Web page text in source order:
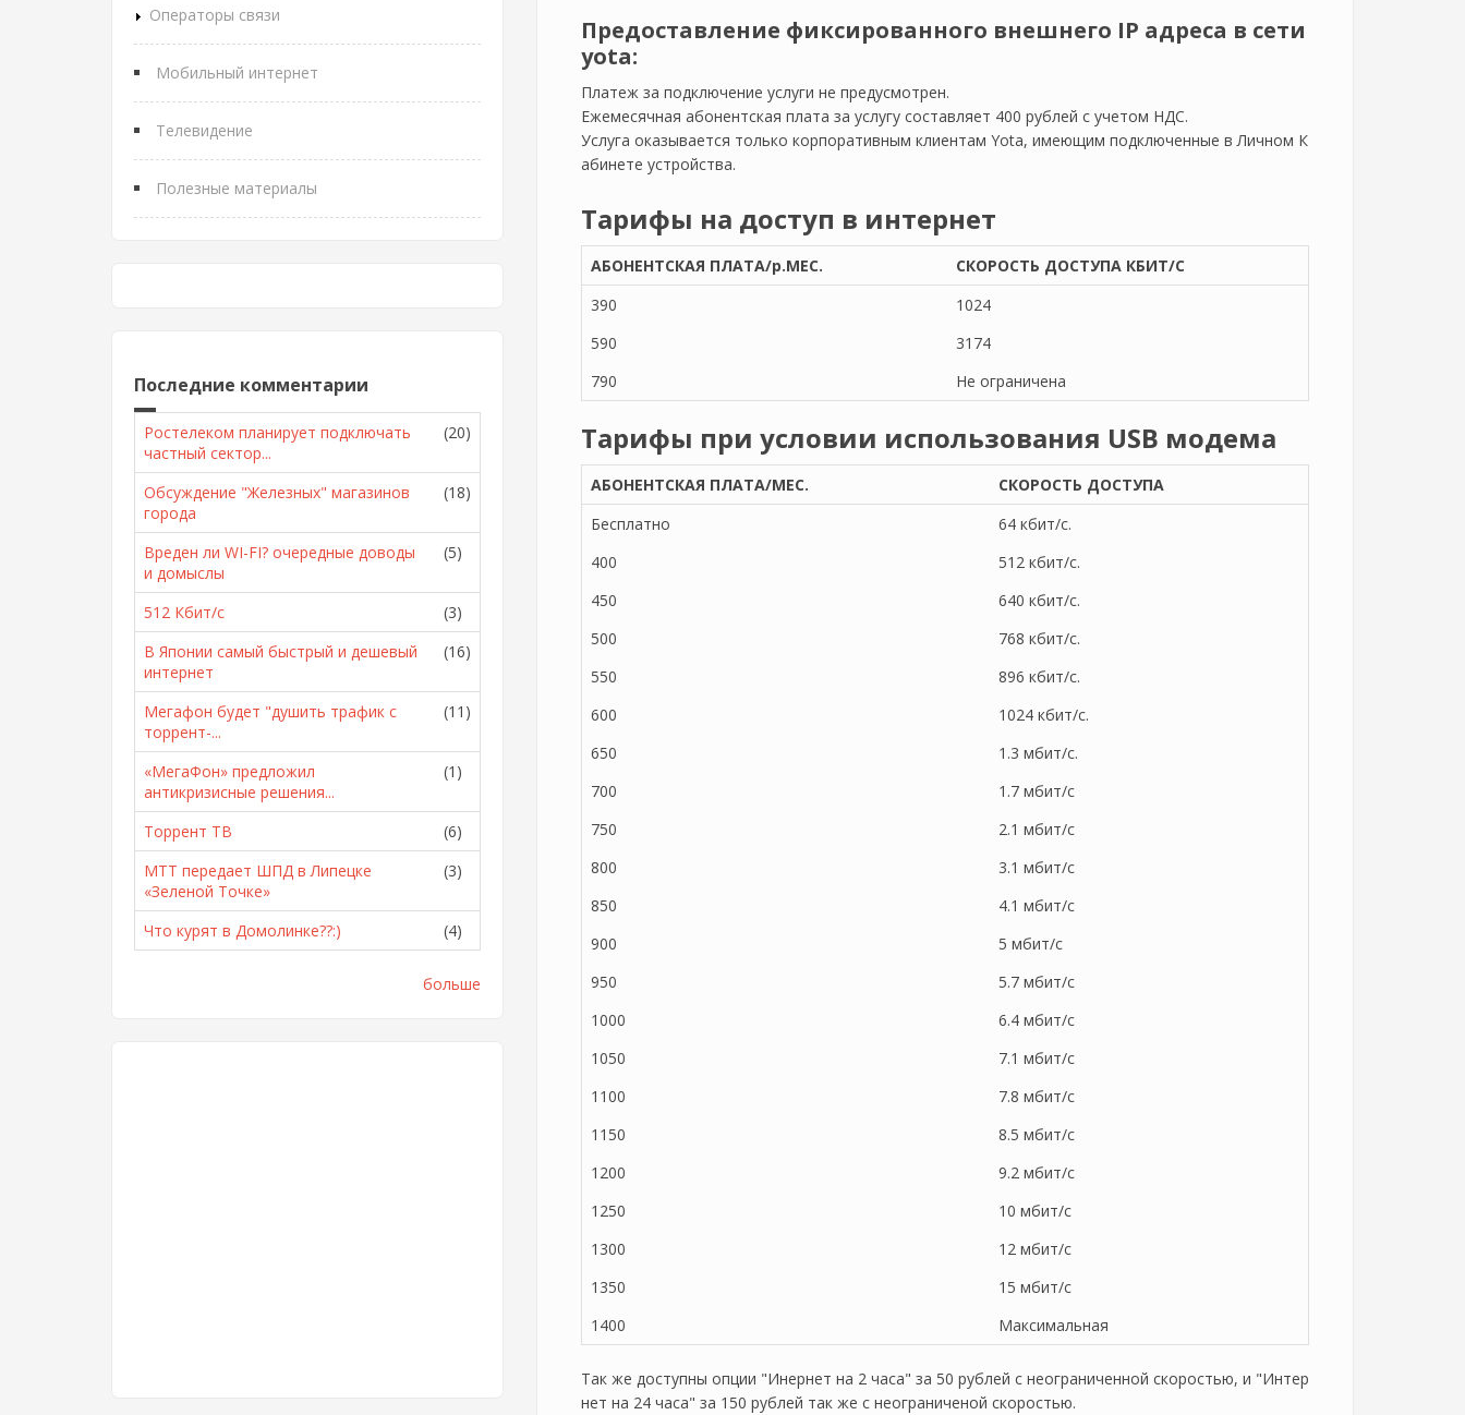
Операторы связи
Мобильный интернет
Телевидение
Полезные материалы
Последние комментарии
Ростелеком планирует подключать
частный сектор...
(20)
Обсуждение "Железных" магазинов
города
(18)
Вреден ли WI-FI? очередные доводы
и домыслы
(5)
512 Кбит/с
(3)
В Японии самый быстрый и дешевый
интернет
(16)
Мегафон будет "душить трафик с
торрент-...
(11)
«МегаФон» предложил
антикризисные решения...
(1)
Торрент ТВ
(6)
МТТ передает ШПД в Липецке
«Зеленой Точке»
(3)
Что курят в Домолинке??:) (4)
больше
Предоставление фиксированного внешнего IP адреса в сети
yota:
Платеж за подключение услуги не предусмотрен.
Ежемесячная абонентская плата за услугу составляет 400 рублей с учетом НДС.
Услуга оказывается только корпоративным клиентам Yota, имеющим подключенные в Личном К
абинете устройства.
Тарифы на доступ в интернет
АБОНЕНТСКАЯ ПЛАТА/р.МЕС.
СКОРОСТЬ ДОСТУПА КБИТ/С
390
1024
590
3174
790
Не ограничена
Тарифы при условии использования USB модема
АБОНЕНТСКАЯ ПЛАТА/МЕС.
СКОРОСТЬ ДОСТУПА
Бесплатно
64 кбит/с.
400
512 кбит/с.
450
640 кбит/с.
500
768 кбит/с.
550
896 кбит/с.
600
1024 кбит/с.
650
1.3 мбит/с.
700
1.7 мбит/с
750
2.1 мбит/с
800
3.1 мбит/с
850
4.1 мбит/с
900
5 мбит/с
950
5.7 мбит/с
1000
6.4 мбит/с
1050
7.1 мбит/с
1100
7.8 мбит/с
1150
8.5 мбит/с
1200
9.2 мбит/с
1250
10 мбит/с
1300
12 мбит/с
1350
15 мбит/с
1400
Максимальная
Так же доступны опции "Инернет на 2 часа" за 50 рублей с неограниченной скоростью, и "Интер
нет на 24 часа" за 150 рублей так же с неограниченой скоростью.